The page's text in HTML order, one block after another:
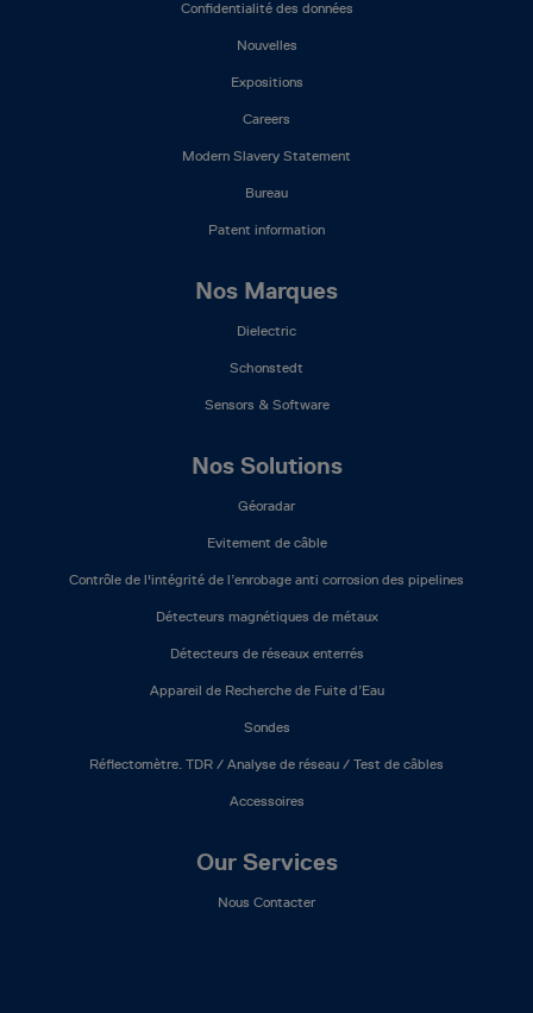
Confidentialité des données
Nouvelles
Expositions
Careers
Modern Slavery Statement
Bureau
Patent information
Nos Marques
Dielectric
Schonstedt
Sensors & Software
Nos Solutions
Géoradar
Evitement de câble
Contrôle de l'intégrité de l’enrobage anti corrosion des pipelines
Détecteurs magnétiques de métaux
Détecteurs de réseaux enterrés
Appareil de Recherche de Fuite d’Eau
Sondes
Réflectomètre. TDR / Analyse de réseau / Test de câbles
Accessoires
Our Services
Nous Contacter